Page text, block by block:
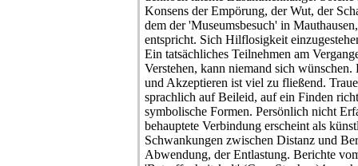
Konsens der Empörung, der Wut, der
dem der 'Museumsbesuch' in
entspricht. Sich Hilflosigkeit
Ein tatsächliches Teilnehmen am
Verstehen, kann niemand sich
und Akzeptieren ist viel zu fließend.
sprachlich auf Beileid, auf ein Finden
symbolische Formen. Persönlich nicht
behauptete Verbindung erscheint als
Schwankungen zwischen Distanz und
Abwendung, der Entlastung. Berichte